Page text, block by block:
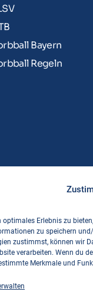
optimales Erlebnis zu
zu speichern
zustimmst, können wir
verarbeiten. Wenn du
Merkmale und
Bayern
Regeln